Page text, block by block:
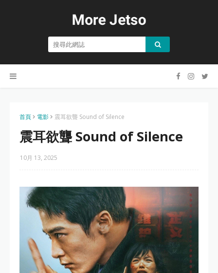
首頁 電影 震耳欲聾 Sound of Silence
震耳欲聾 Sound of Silence
10月 13, 2025